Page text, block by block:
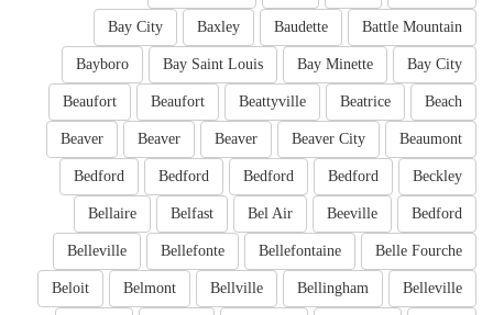
Battle Mountain
Baudette
Baxley
Bay City
Bay City
Bay Minette
Bay Saint Louis
Bayboro
Beach
Beatrice
Beattyville
Beaufort
Beaufort
Beaumont
Beaver City
Beaver
Beaver
Beaver
Beckley
Bedford
Bedford
Bedford
Bedford
Bedford
Beeville
Bel Air
Belfast
Bellaire
Belle Fourche
Bellefontaine
Bellefonte
Belleville
Belleville
Bellingham
Bellville
Belmont
Beloit